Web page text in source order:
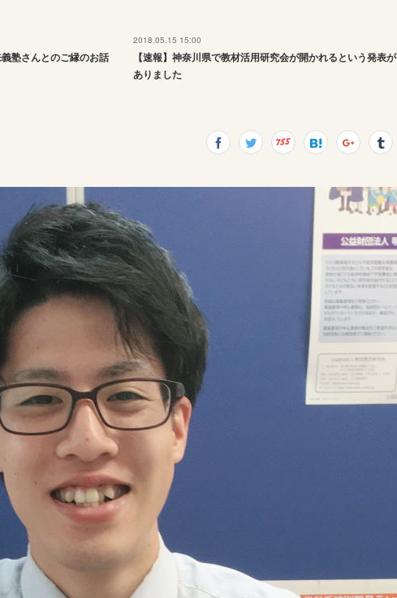
塾さんとのご縁のお話
2018.05.15 15:00
【速報】神奈川県で教材活用研究会が開かれるという発表が
ありました